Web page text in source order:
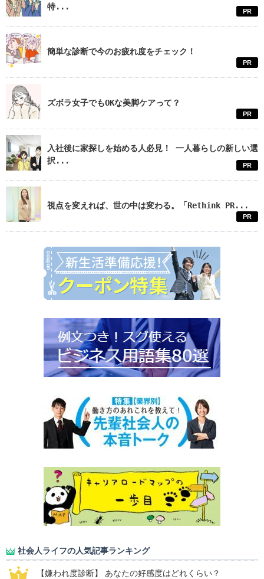
特... PR
簡単な診断で今のお疲れ度をチェック！
PR
ズボラ女子でもOKな美脚ケアって？
PR
入社後に家探しを始める人必見！ 一人暮らしの新しい選
択...
PR
視点を変えれば、世の中は変わる。「Rethink PR...
PR
社会人ライフの人気記事ランキング
【嫌われ度診断】 あなたの好感度はどれくらい？